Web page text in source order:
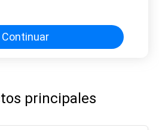
Continuar
principales